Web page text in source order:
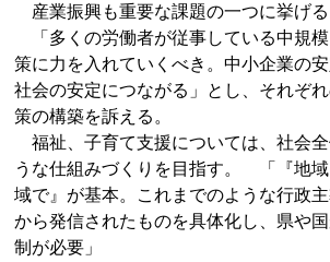
産業振興も重要な課題の一つに挙げる
「多くの労働者が従事している中規
策に力を入れていくべき。中小企業の安
社会の安定につながる」とし、それぞ
策の構築を訴える。
福祉、子育て支援については、社会
うな仕組みづくりを目指す。 「『地
域で』が基本。これまでのような行政
から発信されたものを具体化し、県や
制が必要」